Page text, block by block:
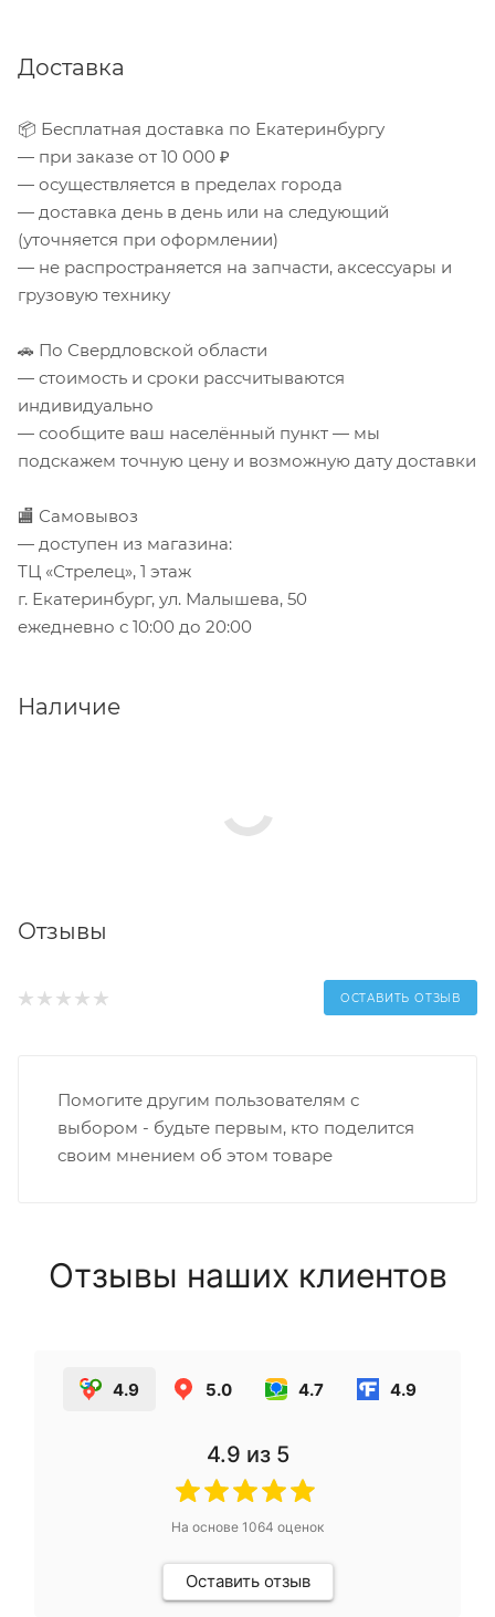
Доставка
📦 Бесплатная доставка по Екатеринбургу
— при заказе от 10 000 ₽
— осуществляется в пределах города
— доставка день в день или на следующий
(уточняется при оформлении)
— не распространяется на запчасти, аксессуары и
грузовую технику
🚗 По Свердловской области
— стоимость и сроки рассчитываются
индивидуально
— сообщите ваш населённый пункт — мы
подскажем точную цену и возможную дату доставки
🏬 Самовывоз
— доступен из магазина:
ТЦ «Стрелец», 1 этаж
г. Екатеринбург, ул. Малышева, 50
ежедневно с 10:00 до 20:00
Наличие
Отзывы
ОСТАВИТЬ ОТЗЫВ
Помогите другим пользователям с
выбором - будьте первым, кто поделится
своим мнением об этом товаре
Отзывы наших клиентов
4.9 5.0 4.7 4.9
4.9 из 5
На основе 1064 оценок
Оставить отзыв